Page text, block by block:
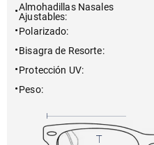
Almohadillas Nasales
Ajustables:
Polarizado:
Bisagra de Resorte:
Protección UV:
Peso: